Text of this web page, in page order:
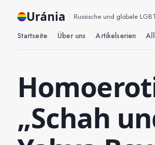
Uránia Russische und globale
Startseite Über uns Artikelserien
„Schah